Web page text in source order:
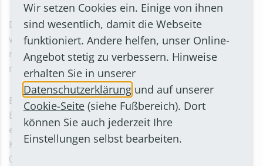
Die Kurse der Volkshochschule Bornheim-Alfter finden
wie gewohnt statt; die VHS-Geschäftsstelle ist jedoch
nicht besetzt. Die Stadtbücherei Bornheim hat
mittwochs regulär geschlossen.
Bei dringenden Anliegen ist der städtische
Bereitschaftsdienst telefonisch unter 0172 8740853
erreichbar. In allen dringenden Fällen, die den
Kinderschutz betreffen, steht die Kinderschutzhotline
02222 9437-5437 rund um die Uhr zur Verfügung. Bei
Wir setzen Cookies ein. Einige von ihnen
sind wesentlich, damit die Webseite
funktioniert. Andere helfen, unser Online-
Angebot stetig zu verbessern. Hinweise
erhalten Sie in unserer
Datenschutzerklärung und auf unserer
Cookie-Seite (siehe Fußbereich). Dort
können Sie auch jederzeit Ihre
Einstellungen selbst bearbeiten.